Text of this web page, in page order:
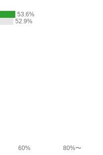
53.6%
52.9%
60%
80%〜